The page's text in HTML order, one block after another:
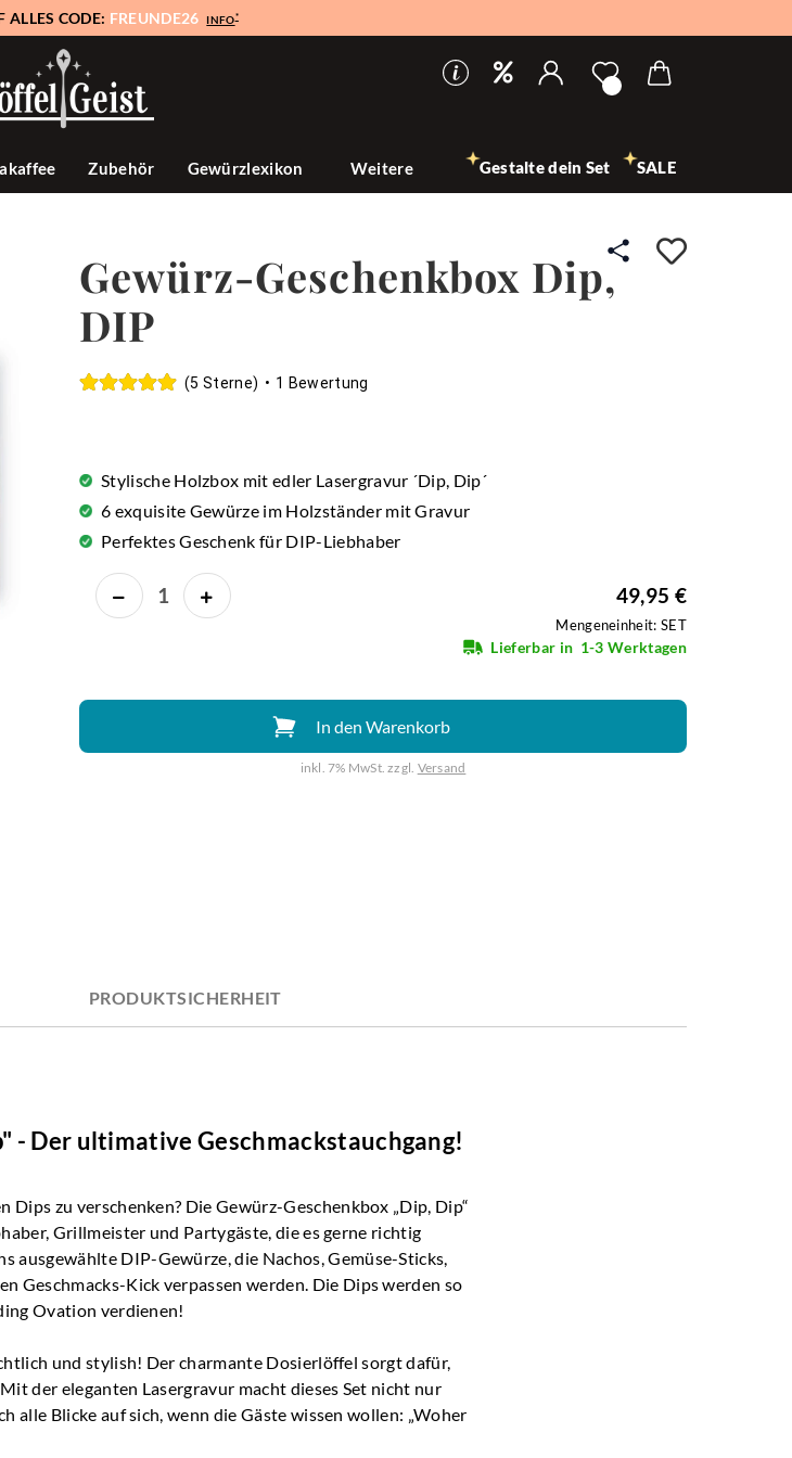
ALLES CODE: FREUNDE26 INFO*
Gestalte dein Set SALE
Zubehör Gewürzlexikon Weitere
Auf
Gewürz-Geschenkbox Dip,
DIP
(5 Sterne) • 1 Bewertung
Stylische Holzbox mit edler Lasergravur ´Dip, Dip´
6 exquisite Gewürze im Holzständer mit Gravur
Perfektes Geschenk für DIP-Liebhaber
49,95 €
Mengeneinheit: SET
Lieferbar in 1-3 Werktagen
In den Warenkorb
inkl. 7% MwSt. zzgl. Versand
Weiter mit
PRODUKTSICHERHEIT
- Der ultimative Geschmackstauchgang!
zu verschenken? Die Gewürz-Geschenkbox „Dip, Dip“
Grillmeister und Partygäste, die es gerne richtig
ausgewählte DIP-Gewürze, die Nachos, Gemüse-Sticks,
Geschmacks-Kick verpassen werden. Die Dips werden so
Ovation verdienen!
und stylish! Der charmante Dosierlöffel sorgt dafür,
der eleganten Lasergravur macht dieses Set nicht nur
alle Blicke auf sich, wenn die Gäste wissen wollen: „Woher